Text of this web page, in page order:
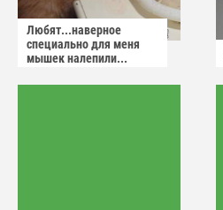
Любят...наверное
специально для меня
мышек налепили...